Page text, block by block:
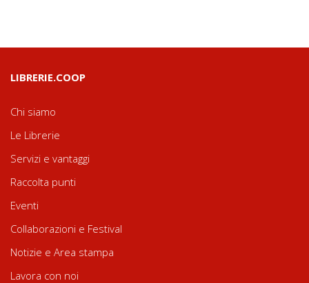
LIBRERIE.COOP
Chi siamo
Le Librerie
Servizi e vantaggi
Raccolta punti
Eventi
Collaborazioni e Festival
Notizie e Area stampa
Lavora con noi